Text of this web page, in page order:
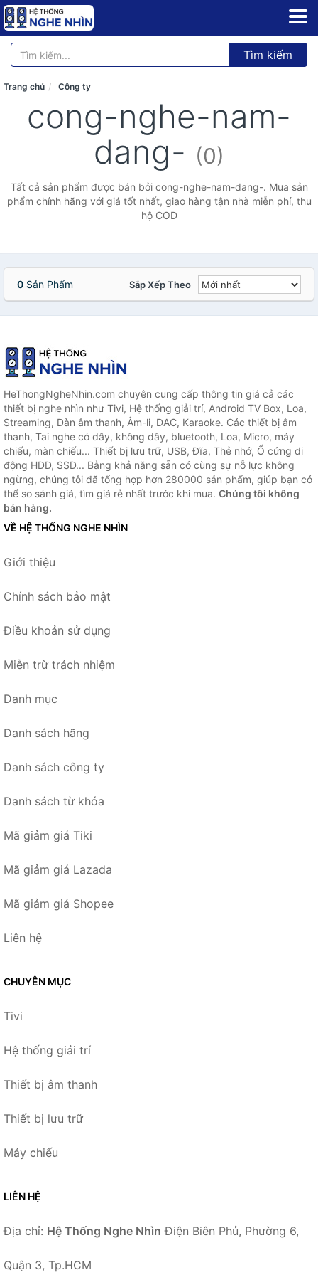
Tìm kiếm
Trang chủ Công ty
cong-nghe-nam-
dang- (0)
Tất cả sản phẩm được bán bởi cong-nghe-nam-dang-. Mua sản
phẩm chính hãng với giá tốt nhất, giao hàng tận nhà miễn phí, thu
hộ COD
0 Sản Phẩm Sắp Xếp Theo
HeThongNgheNhin.com chuyên cung cấp thông tin giá cả các
thiết bị nghe nhìn như Tivi, Hệ thống giải trí, Android TV Box, Loa,
Streaming, Dàn âm thanh, Âm-li, DAC, Karaoke. Các thiết bị âm
thanh, Tai nghe có dây, không dây, bluetooth, Loa, Micro, máy
chiếu, màn chiếu... Thiết bị lưu trữ, USB, Đĩa, Thẻ nhớ, Ổ cứng di
động HDD, SSD... Bằng khả năng sẵn có cùng sự nỗ lực không
ngừng, chúng tôi đã tổng hợp hơn 280000 sản phẩm, giúp bạn có
thể so sánh giá, tìm giá rẻ nhất trước khi mua. Chúng tôi không
bán hàng.
VỀ HỆ THỐNG NGHE NHÌN
Giới thiệu
Chính sách bảo mật
Điều khoản sử dụng
Miễn trừ trách nhiệm
Danh mục
Danh sách hãng
Danh sách công ty
Danh sách từ khóa
Mã giảm giá Tiki
Mã giảm giá Lazada
Mã giảm giá Shopee
Liên hệ
CHUYÊN MỤC
Tivi
Hệ thống giải trí
Thiết bị âm thanh
Thiết bị lưu trữ
Máy chiếu
LIÊN HỆ
Địa chỉ: Hệ Thống Nghe Nhìn Điện Biên Phủ, Phường 6,
Quận 3, Tp.HCM